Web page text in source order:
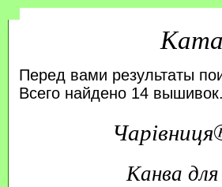
Перед вами результаты
Всего найдено 14 вышивок.
канва